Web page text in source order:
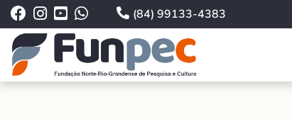
(84) 99133-4383